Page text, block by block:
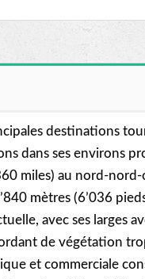
destinations
dans ses environs
miles) au nord-nord-
mètres (6’036
avec ses larges
de végétation
et commerciale